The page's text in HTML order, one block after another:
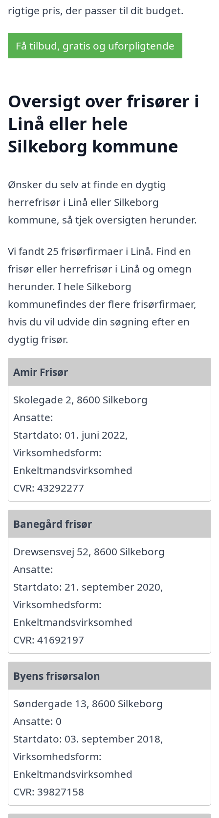
rigtige pris, der passer til dit budget.
Få tilbud, gratis og uforpligtende
Oversigt over frisører i
Linå eller hele
Silkeborg kommune
Ønsker du selv at finde en dygtig
herrefrisør i Linå eller Silkeborg
kommune, så tjek oversigten herunder.
Vi fandt 25 frisørfirmaer i Linå. Find en
frisør eller herrefrisør i Linå og omegn
herunder. I hele Silkeborg
kommunefindes der flere frisørfirmaer,
hvis du vil udvide din søgning efter en
dygtig frisør.
Amir Frisør
Skolegade 2, 8600 Silkeborg
Ansatte:
Startdato: 01. juni 2022,
Virksomhedsform:
Enkeltmandsvirksomhed
CVR: 43292277
Banegård frisør
Drewsensvej 52, 8600 Silkeborg
Ansatte:
Startdato: 21. september 2020,
Virksomhedsform:
Enkeltmandsvirksomhed
CVR: 41692197
Byens frisørsalon
Søndergade 13, 8600 Silkeborg
Ansatte: 0
Startdato: 03. september 2018,
Virksomhedsform:
Enkeltmandsvirksomhed
CVR: 39827158